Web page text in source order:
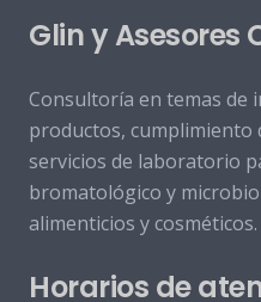
Glin y Asesores
Consultoría en temas de
productos, cumplimiento
servicios de laboratorio
bromatológico y
alimenticios y cosméticos.
Horarios de